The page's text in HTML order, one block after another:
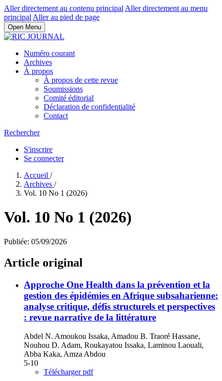
Aller directement au contenu principal Aller directement au menu
principal Aller au pied de page
Open Menu
Numéro courant
Archives
À propos
À propos de cette revue
Soumissions
Comité éditorial
Déclaration de confidentialité
Contact
Rechercher
S'inscrire
Se connecter
Accueil /
Archives /
Vol. 10 No 1 (2026)
Vol. 10 No 1 (2026)
Publiée: 05/09/2026
Article original
Approche One Health dans la prévention et la
gestion des épidémies en Afrique subsaharienne:
analyse critique, défis structurels et perspectives
: revue narrative de la littérature
Abdel N. Amoukou Issaka, Amadou B. Traoré Hassane,
Nouhou D. Adam, Roukayatou Issaka, Laminou Laouali,
Abba Kaka, Amza Abdou
5-10
Télécharger pdf